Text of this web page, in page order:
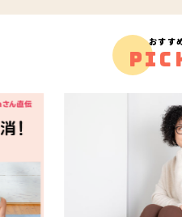
おすす